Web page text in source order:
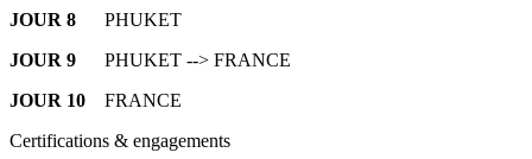
JOUR 8 PHUKET
JOUR 9 PHUKET --> FRANCE
JOUR 10 FRANCE
Certifications & engagements